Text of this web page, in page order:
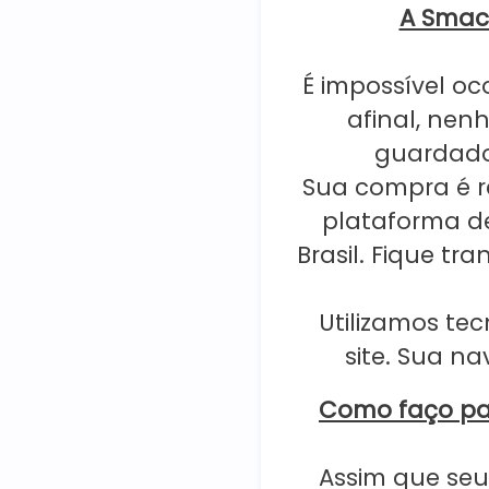
A
É impossível
afinal,
Sua compra é
plataforma
Brasil. Fique
Utilizamos
site. Sua
Como faço
Assim que